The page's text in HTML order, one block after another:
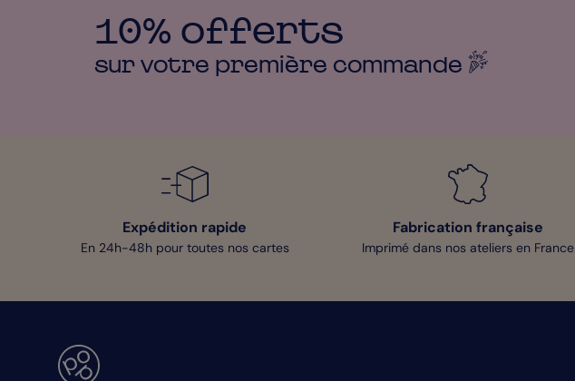
10% offerts
sur votre première commande
Expédition rapide
En 24h-48h pour toutes nos cartes
Fabrication française
Imprimé dans nos ateliers en France